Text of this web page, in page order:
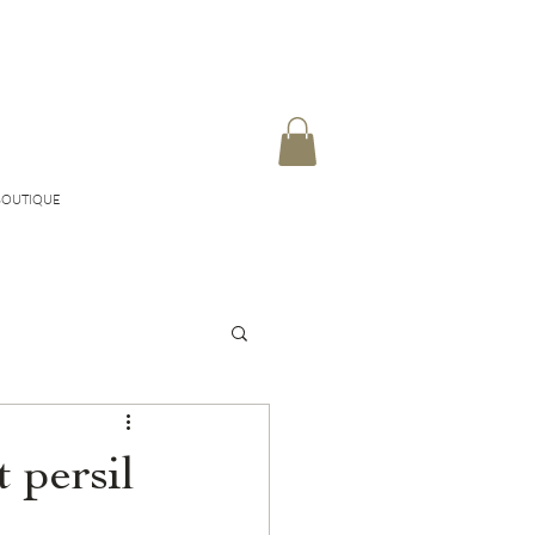
persil